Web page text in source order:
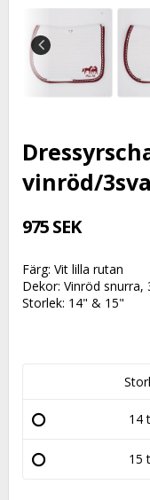
vinröd/
975 SEK
Färg: Vit lilla rutan
Dekor: Vinröd
Storlek: 14" & 15"
14
15